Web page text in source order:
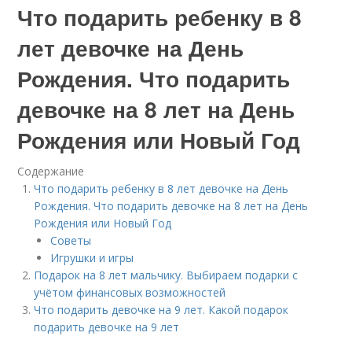
Что подарить ребенку в 8
лет девочке на День
Рождения. Что подарить
девочке на 8 лет на День
Рождения или Новый Год
Содержание
Что подарить ребенку в 8 лет девочке на День
Рождения. Что подарить девочке на 8 лет на День
Рождения или Новый Год
Советы
Игрушки и игры
Подарок на 8 лет мальчику. Выбираем подарки с
учётом финансовых возможностей
Что подарить девочке на 9 лет. Какой подарок
подарить девочке на 9 лет